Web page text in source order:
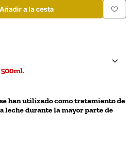
Añadir a la cesta
han utilizado como tratamiento de
leche durante la mayor parte de